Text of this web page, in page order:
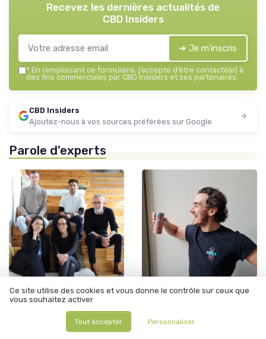
Recevez les dernières actualités de
CBD Insiders
➔ Je m'inscris
* En remplissant ce formulaire, j’accepte d’être contacté(e) à
des fins commerciales par CBD Insiders et ses partenaires.
CBD Insiders
Ajoutez-nous à vos sources préférées sur Google
Parole d'experts
Interview • 19/01/2026
Interview de Laurent Buord
de Renact : Une nouvelle
approche du bien-être
Interview • 12/06/2025
Decock, crée YDEXE pour
Ce site utilise des cookies et vous donne le contrôle sur ceux que
vous souhaitez activer
Tout accepter Personnaliser